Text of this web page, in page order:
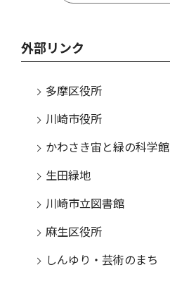
外部リンク
多摩区役所
川崎市役所
かわさき宙と緑の科学館
生田緑地
川崎市立図書館
麻生区役所
しんゆり・芸術のまち